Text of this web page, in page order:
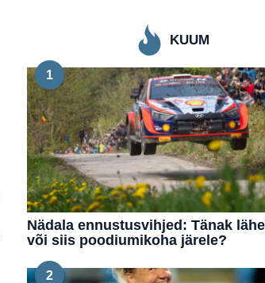
KUUM
1
Nädala ennustusvihjed: Tänak
või siis poodiumikoha järele?
2